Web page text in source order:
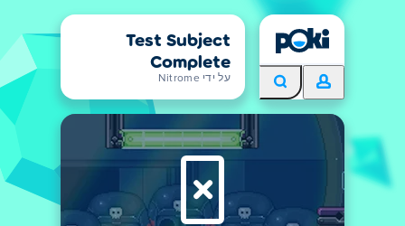
Test Subject
Complete
על ידי Nitrome